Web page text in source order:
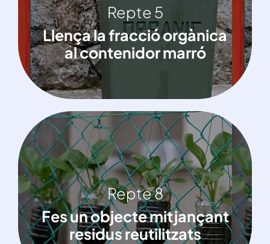
Repte 5
Llença la fracció orgànica
al contenidor marró
Llença la fracció orgànica al
contenidor marró
Repte 8
Fes un objecte mitjançant
residus reutilitzats
Repte 8
Fes un objecte mitjançant residus
reutilitzats